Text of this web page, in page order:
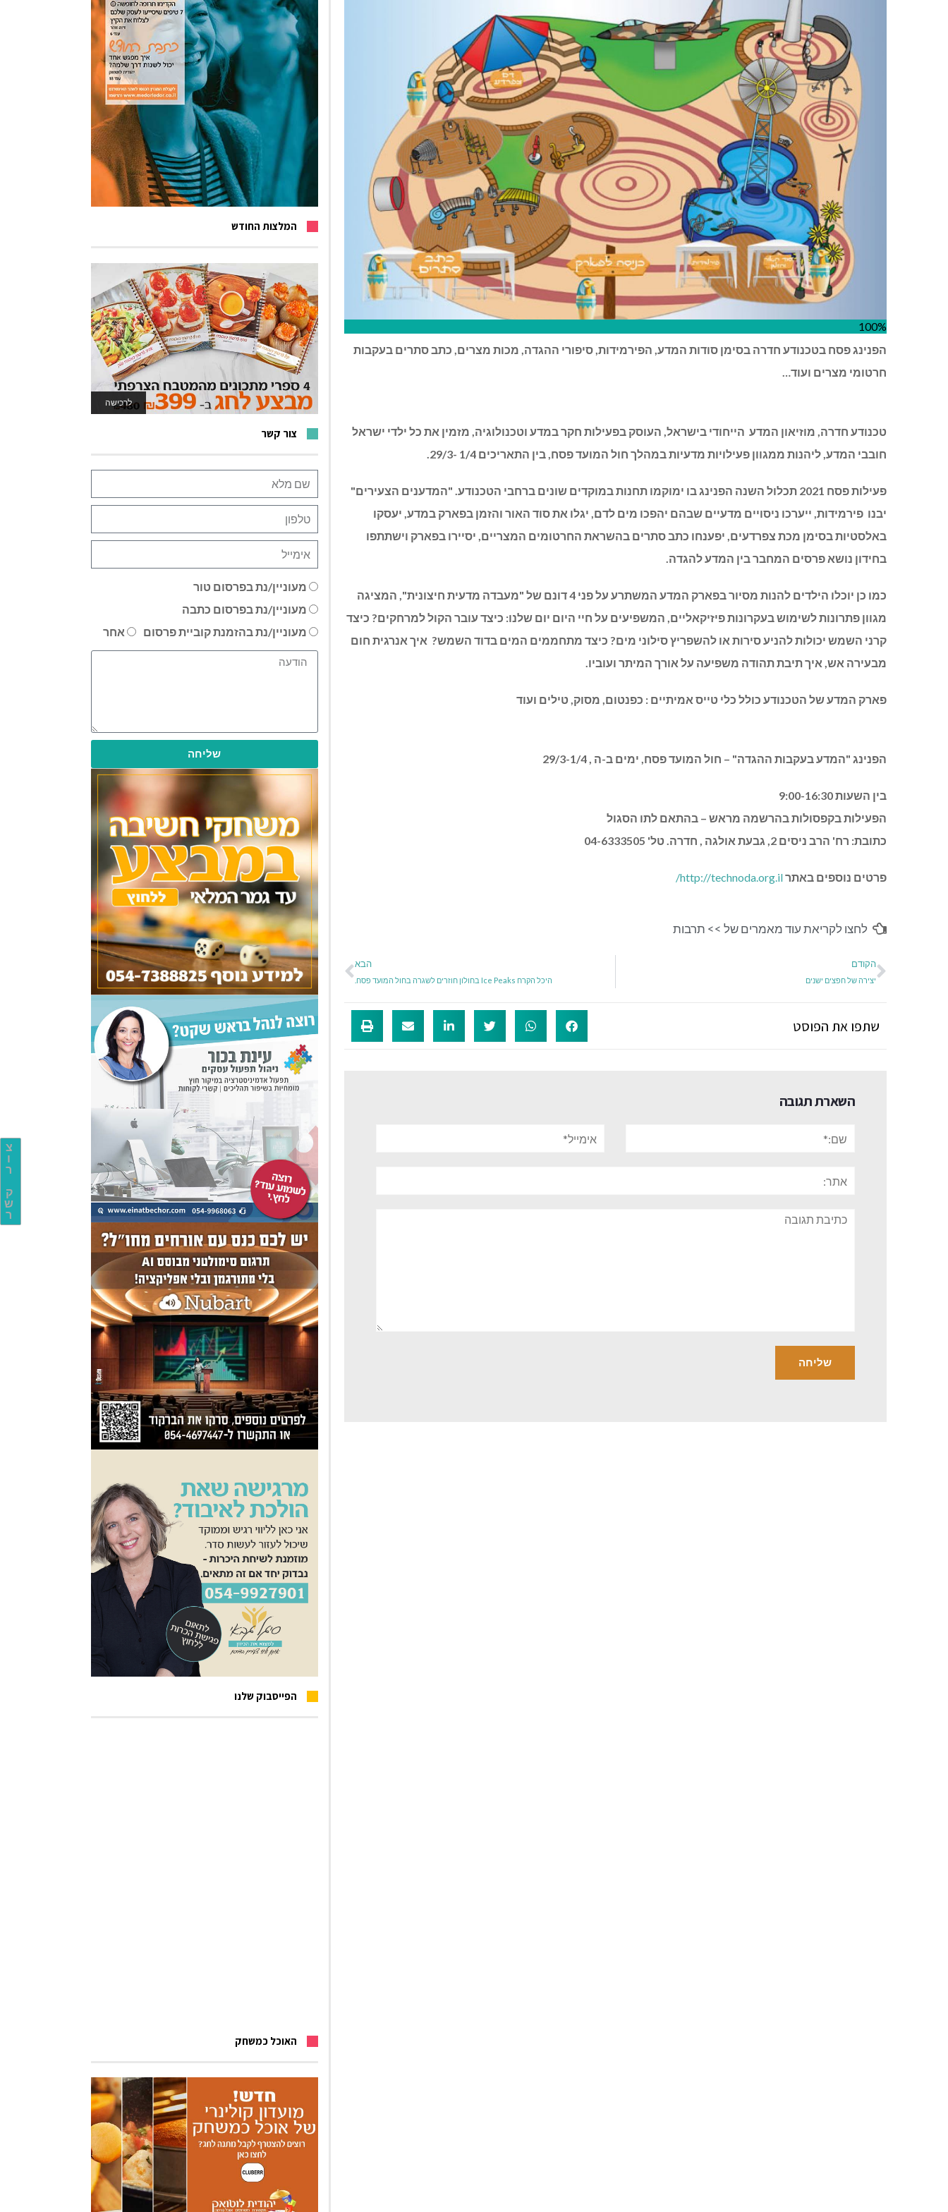
צ
ו
ר
ק
ש
ר
100%
הפנינג פסח בטכנודע חדרה בסימן סודות המדע, הפירמידות, סיפורי ההגדה, מכות מצרים, כתב סתרים בעקבות
חרטומי מצרים ועוד…
טכנודע חדרה, מוזיאון המדע הייחודי בישראל, העוסק בפעילות חקר במדע וטכנולוגיה, מזמין את כל ילדי ישראל
חובבי המדע, ליהנות ממגוון פעילויות מדעיות במהלך חול המועד פסח, בין התאריכים 1/4 -29/3.
פעילות פסח 2021 תכלול השנה הפנינג בו ימוקמו תחנות במוקדים שונים ברחבי הטכנודע. "המדענים הצעירים"
יבנו פירמידות, ייערכו ניסויים מדעיים שבהם יהפכו מים לדם, יגלו את סוד האור והזמן בפארק במדע, יעסקו
באלסטיות בסימן מכת צפרדעים, יפענחו כתב סתרים בהשראת החרטומים המצריים, יסיירו בפארק וישתתפו
בחידון נושא פרסים המחבר בין המדע להגדה.
כמו כן יוכלו הילדים להנות מסיור בפארק המדע המשתרע על פני 4 דונם של "מעבדה מדעית חיצונית", המציגה
מגוון פתרונות לשימוש בעקרונות פיזיקאליים, המשפיעים על חיי היום יום שלנו: כיצד עובר הקול למרחקים? כיצד
קרני השמש יכולות להניע סירות או להשפריץ סילוני מים? כיצד מתחממים המים בדוד השמש? איך אנרגית חום
מבעירה אש, איך תיבת תהודה משפיעה על אורך המיתר ועוביו.
פארק המדע של הטכנודע כולל כלי טייס אמיתיים : כפנטום, מסוק, טילים ועוד
הפנינג "המדע בעקבות ההגדה" – חול המועד פסח, ימים ב-ה , 29/3-1/4
בין השעות 9:00-16:30
הפעילות בקפסולות בהרשמה מראש – בהתאם לתו הסגול
כתובת: רח' הרב ניסים 2, גבעת אולגה , חדרה. טל' 04-6333505
פרטים נוספים באתרhttp://technoda.org.il/
לחצו לקריאת עוד מאמרים של >> תרבות
הקודם
יצירה של חפצים ישנים
הבא
היכל הקרח Ice Peaks בחולון חוזרים לשגרה בחול המועד פסח.
שתפו את הפוסט
השארת תגובה
תגובה
המלצות החודש
לרכישה
לאתר המשחקים
צור קשר
מעוניין/נת בפרסום טור
מעוניין/נת בפרסום כתבה
מעוניין/נת בהזמנת קוביית פרסום
אחר
שליחה
הפייסבוק שלנו
האוכל כמשחק